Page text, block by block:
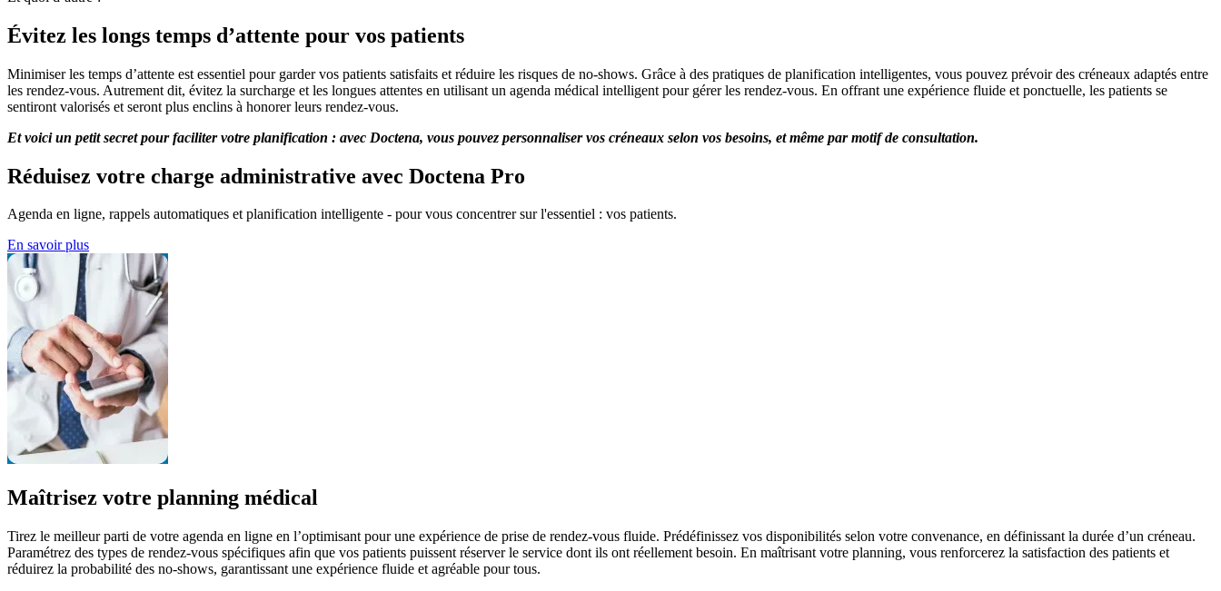
Évitez les longs temps d’attente pour vos patients
Minimiser les temps d’attente est essentiel pour garder vos patients satisfaits et réduire les risques de no-shows. Grâce à des pratiques de planification intelligentes, vous pouvez prévoir des créneaux adaptés entre
les rendez-vous. Autrement dit, évitez la surcharge et les longues attentes en utilisant un agenda médical intelligent pour gérer les rendez-vous. En offrant une expérience fluide et ponctuelle, les patients se
sentiront valorisés et seront plus enclins à honorer leurs rendez-vous.
Et voici un petit secret pour faciliter votre planification : avec Doctena, vous pouvez personnaliser vos créneaux selon vos besoins, et même par motif de consultation.
Réduisez votre charge administrative avec Doctena Pro
Agenda en ligne, rappels automatiques et planification intelligente - pour vous concentrer sur l'essentiel : vos patients.
En savoir plus
Maîtrisez votre planning médical
Tirez le meilleur parti de votre agenda en ligne en l’optimisant pour une expérience de prise de rendez-vous fluide. Prédéfinissez vos disponibilités selon votre convenance, en définissant la durée d’un créneau.
Paramétrez des types de rendez-vous spécifiques afin que vos patients puissent réserver le service dont ils ont réellement besoin. En maîtrisant votre planning, vous renforcerez la satisfaction des patients et
réduirez la probabilité des no-shows, garantissant une expérience fluide et agréable pour tous.